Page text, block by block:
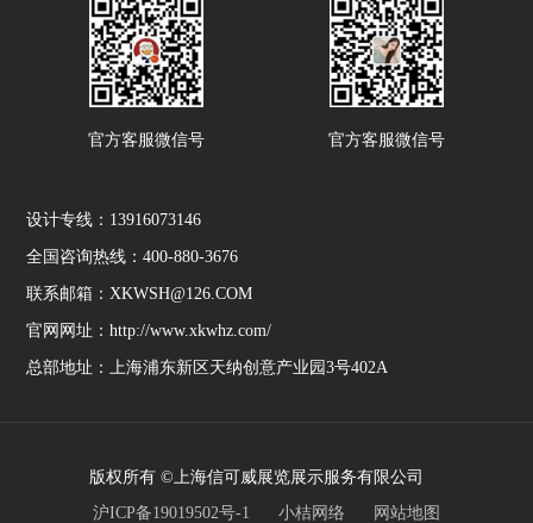
官方客服微信号 官方客服微信号
设计专线：13916073146
全国咨询热线：400-880-3676
联系邮箱：XKWSH@126.COM
官网网址：http://www.xkwhz.com/
总部地址：上海浦东新区天纳创意产业园3号402A
版权所有 ©上海信可威展览展示服务有限公司
沪ICP备19019502号-1
小桔网络 网站地图